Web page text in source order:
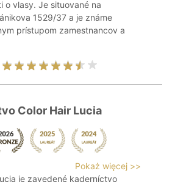
o vlasy. Je situované na
1529/37 a je známe
prístupom zamestnancov a
Color Hair Lucia
Pokaż więcej >>
je zavedené kaderníctvo